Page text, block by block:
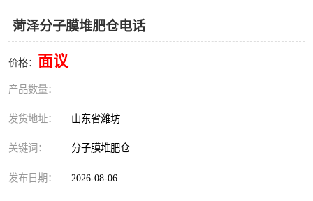
菏泽分子膜堆肥仓电话
价格： 面议
产品数量：
发货地址： 山东省潍坊
关键词： 分子膜堆肥仓
发布日期： 2026-08-06